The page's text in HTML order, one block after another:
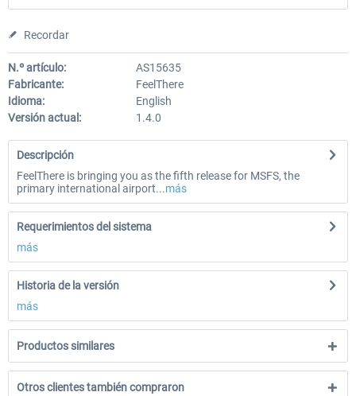
Recordar
N.º artículo:
AS15635
Fabricante:
FeelThere
Idioma:
English
Versión actual:
1.4.0
Descripción
FeelThere is bringing you as the fifth release for MSFS, the
primary international airport...más
Requerimientos del sistema
más
Historia de la versión
más
Productos similares
Otros clientes también compraron